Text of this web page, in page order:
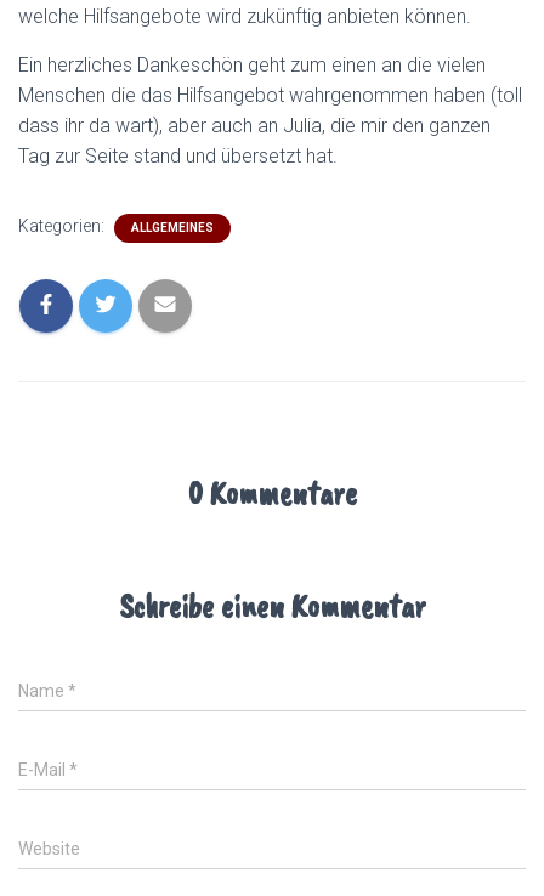
welche Hilfsangebote wird zukünftig anbieten können.
Ein herzliches Dankeschön geht zum einen an die vielen
Menschen die das Hilfsangebot wahrgenommen haben (toll
dass ihr da wart), aber auch an Julia, die mir den ganzen
Tag zur Seite stand und übersetzt hat.
Kategorien: ALLGEMEINES
0 Kommentare
Schreibe einen Kommentar
Name *
E-Mail *
Website